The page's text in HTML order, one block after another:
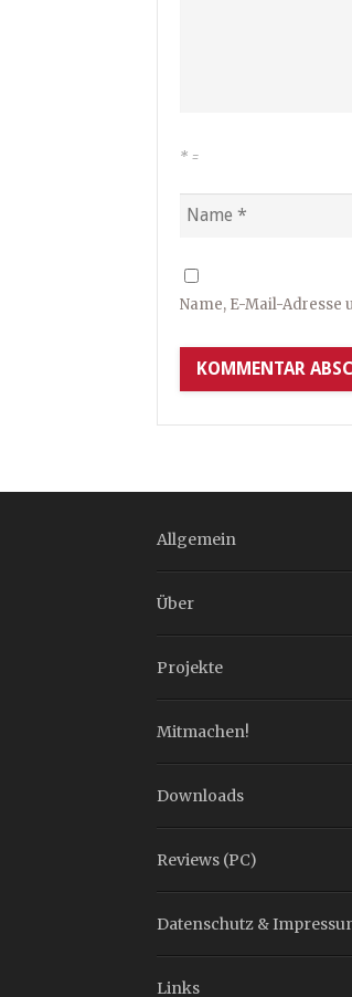
* =
Name, E-Mail-
Allgemein
Über
Projekte
Mitmachen!
Downloads
Reviews (PC)
Datenschutz &
Links